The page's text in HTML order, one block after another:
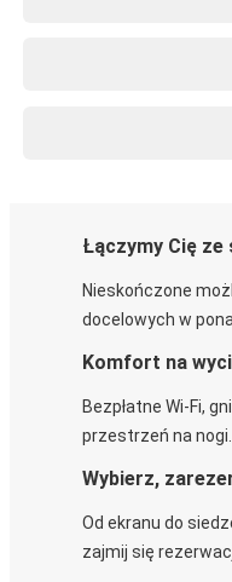
Łączymy Cię ze
Nieskończone
docelowych w
Komfort na
Bezpłatne Wi-Fi,
przestrzeń na
Wybierz,
Od ekranu do
zajmij się